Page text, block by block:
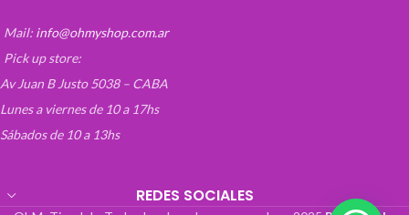
Mail: info@ohmyshop.com.ar
Pick up store:
Av Juan B Justo 5038 – CABA
Lunes a viernes de 10 a 17hs
Sábados de 10 a 13hs
REDES SOCIALES